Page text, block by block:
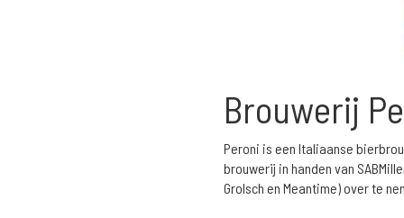
Brouwerij
Peroni is een Italiaanse
brouwerij in handen van
Grolsch en Meantime) over te